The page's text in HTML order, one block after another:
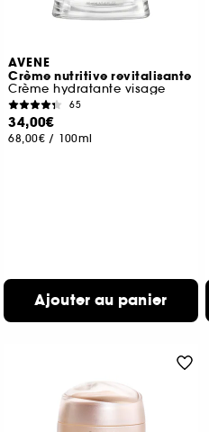
AVENE
Crème nutritive revitalisante
Crème hydratante visage
65
34,00€
68,00€ / 100ml
Ajouter au panier